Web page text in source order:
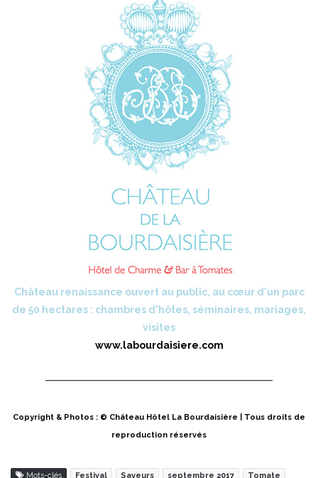
Château renaissance ouvert au public, au cœur d'un parc
de 50 hectares : chambres d'hôtes, séminaires, mariages,
visites
www.labourdaisiere.com
Copyright & Photos : © Château Hôtel La Bourdaisière | Tous droits de
reproduction réservés
Mots-clés Festival Saveurs septembre 2017 Tomate